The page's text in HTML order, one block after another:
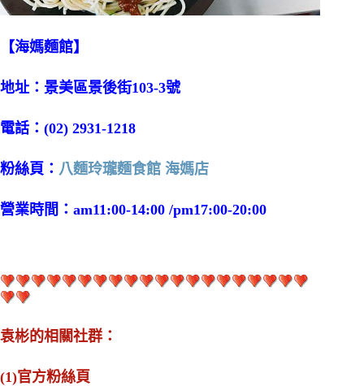
【海媽麵館】
地址：景美區景後街103-3號
電話：(02) 2931-1218
粉絲頁： 八麵玲瓏麵食館 海媽店
營業時間：am11:00-14:00 /pm17:00-20:00
袁彬的相關社群：
(1)官方粉絲頁